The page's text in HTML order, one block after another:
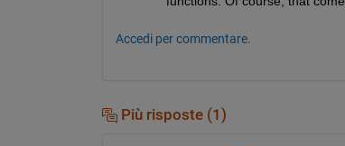
Accedi per commentare.
Più risposte (1)